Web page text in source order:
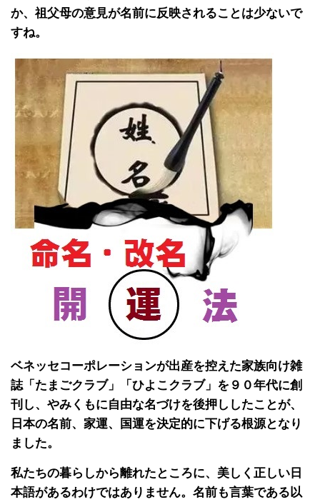
か、祖父母の意見が名前に反映されることは少ないで
すね。
ベネッセコーポレーションが出産を控えた家族向け雑
誌「たまごクラブ」「ひよこクラブ」を９０年代に創
刊し、やみくもに自由な名づけを後押ししたことが、
日本の名前、家運、国運を決定的に下げる根源となり
ました。
私たちの暮らしから離れたところに、美しく正しい日
本語があるわけではありません。名前も言葉である以